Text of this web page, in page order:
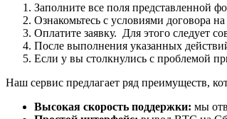
Заполните все поля представленной
Ознакомьтесь с условиями договора
Оплатите заявку. Для этого следует
После выполнения указанных
Если у вы столкнулись с проблемой
Наш сервис предлагает ряд преимуществ,
Высокая скорость поддержки: мы